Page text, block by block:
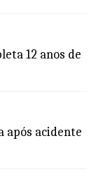
12 anos de
após acidente